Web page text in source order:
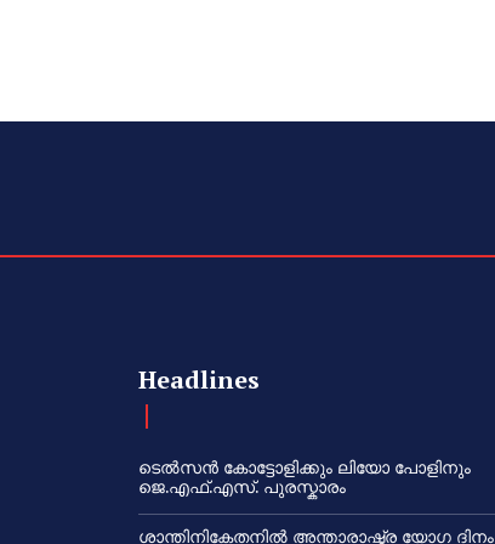
Headlines
ടെൽസൻ കോട്ടോളിക്കും ലിയോ പോളിനും
ജെ.എഫ്.എസ്. പുരസ്കാരം
ശാന്തിനികേതനിൽ അന്താരാഷ്ട്ര യോഗ ദിനം